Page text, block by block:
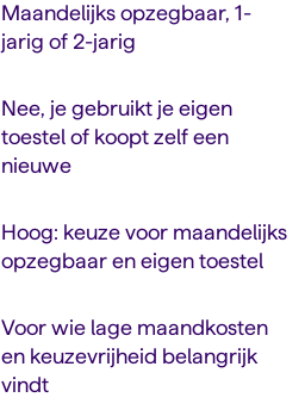
Maandelijks opzegbaar, 1-
jarig of 2-jarig
Nee, je gebruikt je eigen
toestel of koopt zelf een
nieuwe
Hoog: keuze voor maandelijks
opzegbaar en eigen toestel
Voor wie lage maandkosten
en keuzevrijheid belangrijk
vindt